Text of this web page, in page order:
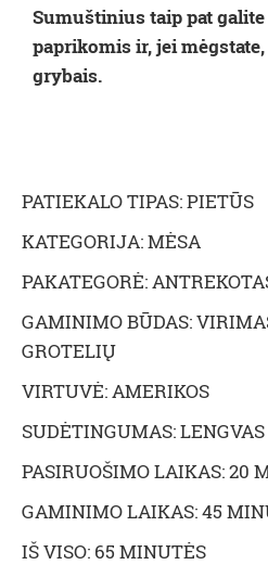
Sumuštinius taip pat
paprikomis ir, jei
grybais.
PATIEKALO TIPAS: PIETŪS
KATEGORIJA: MĖSA
PAKATEGORĖ:
GAMINIMO BŪDAS:
GROTELIŲ
VIRTUVĖ: AMERIKOS
SUDĖTINGUMAS: LENGVAS
PASIRUOŠIMO LAIKAS: 20
GAMINIMO LAIKAS: 45
IŠ VISO: 65 MINUTĖS